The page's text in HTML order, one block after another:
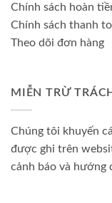
Chính sách hoàn
Chính sách thanh
Theo dõi đơn hàng
MIỄN TRỪ
Chúng tôi khuyến
được ghi trên
cảnh báo và hướng